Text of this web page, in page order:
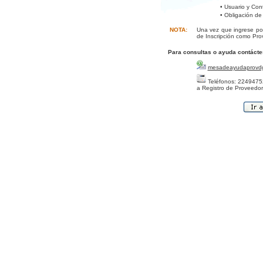
• Usuario y
• Obligación
NOTA:
Una vez que ingrese
de Inscripción como
Para consultas o ayuda
Teléfonos:
a Registro de